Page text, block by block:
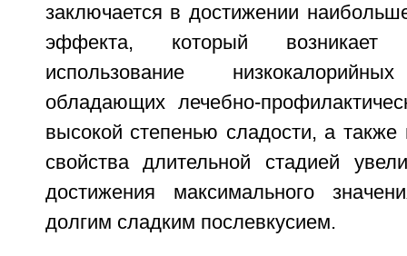
заключается в достижении
эффекта, который возникает
использование
обладающих лечебно-
высокой степенью сладости, а также
свойства длительной стадией
достижения максимального
долгим сладким послевкусием.